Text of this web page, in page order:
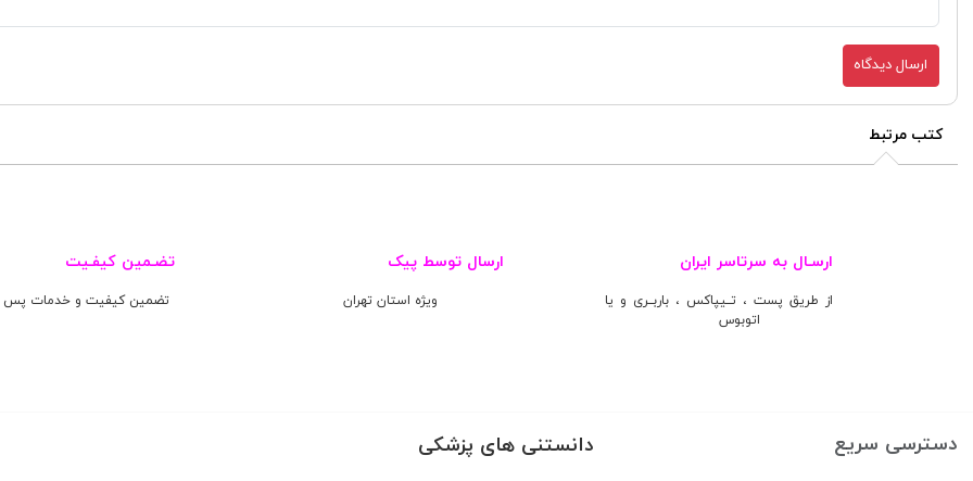
ارسال دیدگاه
کتب مرتبط
ارسـال به سرتاسر ایران
از طریق پست ، تــیپاکس ، باربــری و یا
اتوبوس
ارسال توسط پیک
ویژه استان تهران
تضـمین کیفـیت
تضمین کیفیت و خدمات پس
دسترسی سریع دانستنی های پزشکی